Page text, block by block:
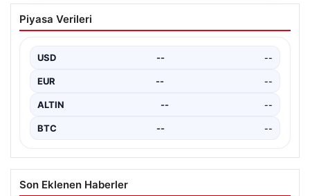
Menderes Belediye Başkanı İlkay Çiçek
Tutuklandı: Gelişmeler ve Detaylar
soruşturma kapsamında belediye başkanı İlkay Çiçek ve
14…
Piyasa Verileri
USD -- --
EUR -- --
ALTIN -- --
BTC -- --
Son Eklenen Haberler